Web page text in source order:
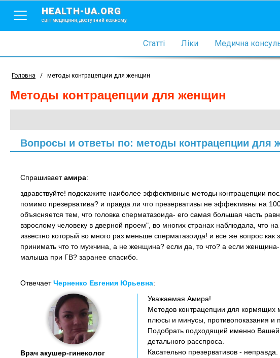
HEALTH-UA.ORG
світ медицини, доступний кожному
Статті Ліки Медична
Головна / методы контрацепции для женщин
методы контрацепции для женщин
Вопросы и ответы по: методы контрацепции для
Спрашиваетамира:
здравствуйте! подскажите наиболее эффективные методы контрацепции
помимо презерватива? и правда ли что презервативы не эффективны на
объясняется тем, что головка сперматазоида- его самая большая часть
взрослому человеку в дверной проем", во многих странах наблюдала, что
известно который во много раз меньше сперматазоида! и все же вопрос
принимать что то мужчина, а не женщина? если да, то что? а если
малыша при ГВ? заранее спасибо.
ОтвечаетЧерненко Евгения Юрьевна:
Врач акушер-гинеколог
Уважаемая Амира!
Методов контрацепции для кормящих
плюсы и минусы, противопоказания и
Подобрать подходящий именно Вашей
детального расспроса.
Касательно презервативов -